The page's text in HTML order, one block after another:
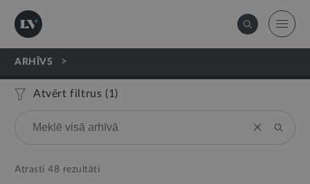
ARHĪVS >
Atvērt filtrus (1 )
Atrasti 48 rezultāti